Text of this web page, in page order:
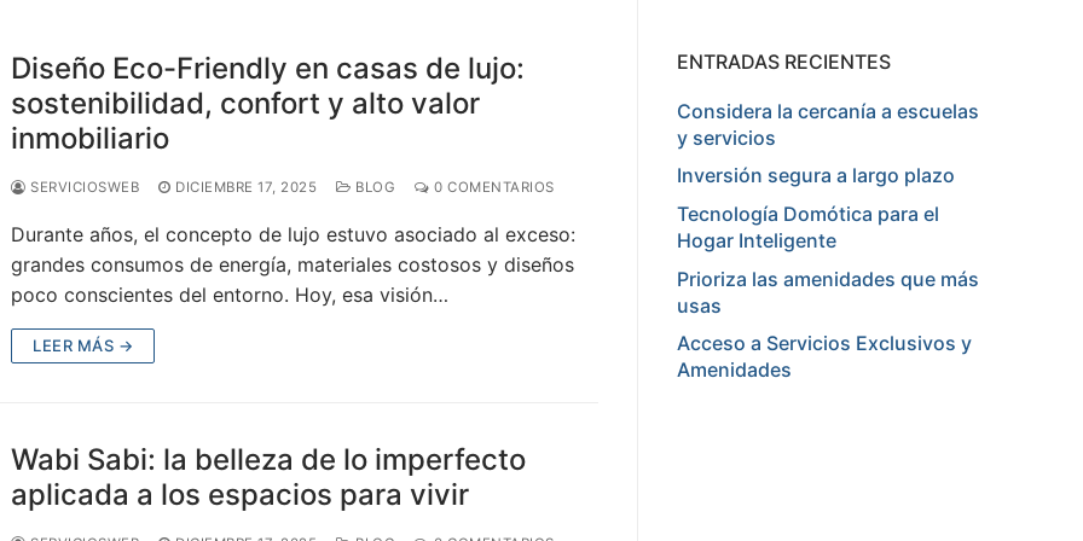
Diseño Eco-Friendly en casas de lujo:
sostenibilidad, confort y alto valor
inmobiliario
SERVICIOSWEB DICIEMBRE 17, 2025 BLOG 0 COMENTARIOS
Durante años, el concepto de lujo estuvo asociado al exceso:
grandes consumos de energía, materiales costosos y diseños
poco conscientes del entorno. Hoy, esa visión…
LEER MÁS →
Wabi Sabi: la belleza de lo imperfecto
aplicada a los espacios para vivir
ENTRADAS RECIENTES
Considera la cercanía a escuelas
y servicios
Inversión segura a largo plazo
Tecnología Domótica para el
Hogar Inteligente
Prioriza las amenidades que más
usas
Acceso a Servicios Exclusivos y
Amenidades